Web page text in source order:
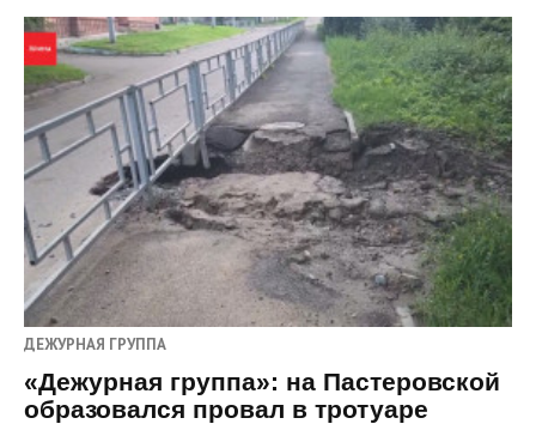
ДЕЖУРНАЯ ГРУППА
«Дежурная группа»: на Пастеровской
образовался провал в тротуаре